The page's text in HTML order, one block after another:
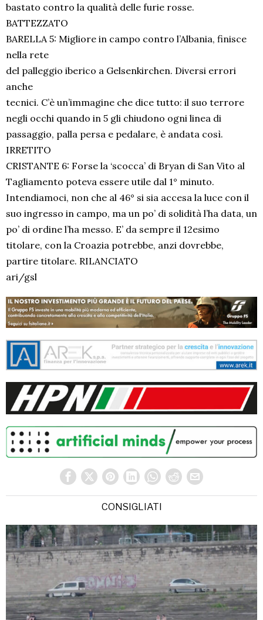
bastato contro la qualità delle furie rosse.
BATTEZZATO
BARELLA 5: Migliore in campo contro l’Albania, finisce
nella rete
del palleggio iberico a Gelsenkirchen. Diversi errori
anche
tecnici. C’è un’immagine che dice tutto: il suo terrore
negli occhi quando in 5 gli chiudono ogni linea di
passaggio, palla persa e pedalare, è andata così.
IRRETITO
CRISTANTE 6: Forse la ‘scocca’ di Bryan di San Vito al
Tagliamento poteva essere utile dal 1° minuto.
Intendiamoci, non che al 46° si sia accesa la luce con il
suo ingresso in campo, ma un po’ di solidità l’ha data, un
po’ di ordine l’ha messo. E’ da sempre il 12esimo
titolare, con la Croazia potrebbe, anzi dovrebbe,
partire titolare. RILANCIATO
ari/gsl
CONSIGLIATI